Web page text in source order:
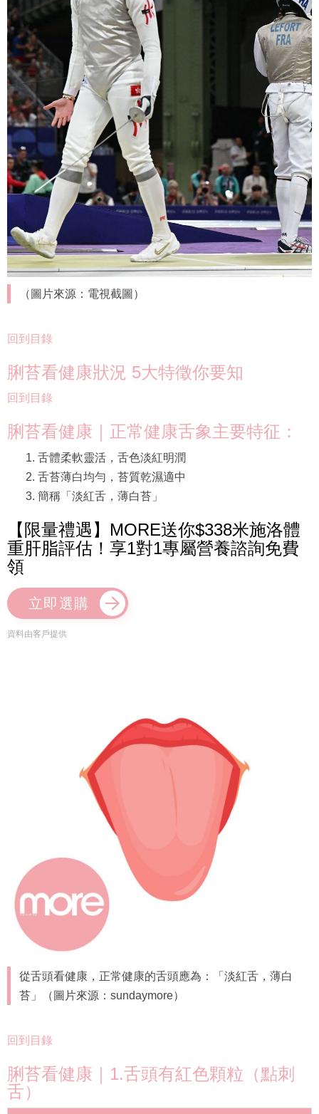
（圖片來源：電視截圖）
回到目錄
脷苔看健康狀況 5大特徵你要知
回到目錄
脷苔看健康｜正常健康舌象主要特征：
舌體柔軟靈活，舌色淡紅明潤
舌苔薄白均勻，苔質乾濕適中
簡稱「淡紅舌，薄白苔」
【限量禮遇】MORE送你$338米施洛體
重肝脂評估！享1對1專屬營養諮詢免費
領
立即選購
資料由客戶提供
從舌頭看健康，正常健康的舌頭應為：「淡紅舌，薄白
苔」（圖片來源：sundaymore）
回到目錄
脷苔看健康｜1.舌頭有紅色顆粒（點刺
舌）